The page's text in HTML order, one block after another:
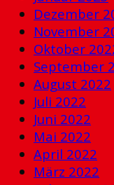
Dezember
November
Oktober
September
August 2022
Juli 2022
Juni 2022
Mai 2022
April 2022
März 2022